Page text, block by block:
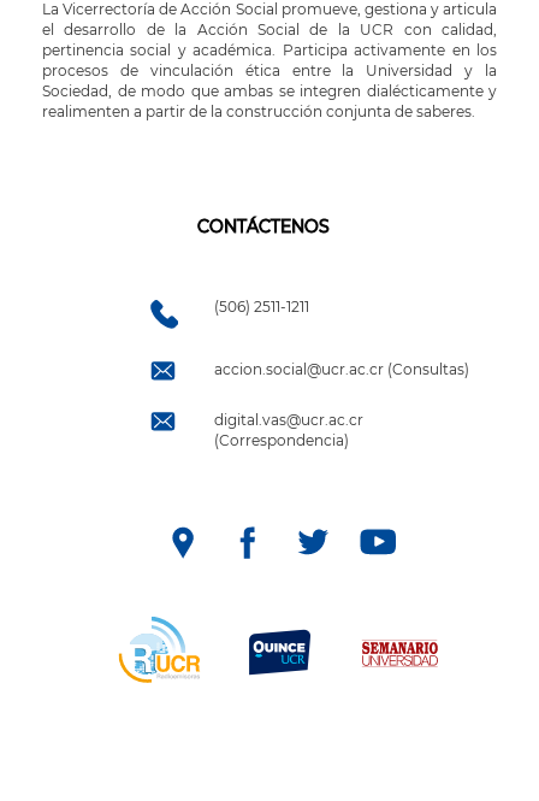
La Vicerrectoría de Acción Social promueve, gestiona y articula
el desarrollo de la Acción Social de la UCR con calidad,
pertinencia social y académica. Participa activamente en los
procesos de vinculación ética entre la Universidad y la
Sociedad, de modo que ambas se integren dialécticamente y
realimenten a partir de la construcción conjunta de saberes.
CONTÁCTENOS
(506) 2511-1211
accion.social@ucr.ac.cr (Consultas)
digital.vas@ucr.ac.cr
(Correspondencia)